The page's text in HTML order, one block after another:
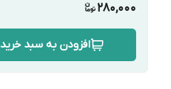
280,000
افزودن به سبد خرید